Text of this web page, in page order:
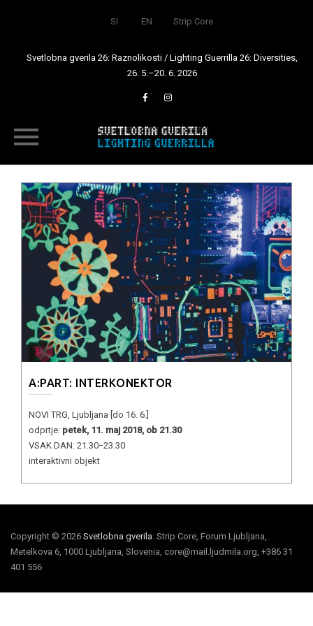
SI EN Strip Core
Svetlobna gverila 26: Raznolikosti / Lighting Guerrilla 26: Diversities,
26. 5.–20. 6. 2026
content
A:PART: INTERKONEKTOR
NOVI TRG, Ljubljana [do 16. 6.]
odprtje: petek, 11. maj 2018, ob 21.30
VSAK DAN: 21.30−23.30
interaktivni objekt
Copyright © 2026 Svetlobna gverila. Strip Core, Forum Ljubljana,
Metelkova 6, 1000 Ljubljana, Slovenia, core@mail.ljudmila.org, +386 31
401 556